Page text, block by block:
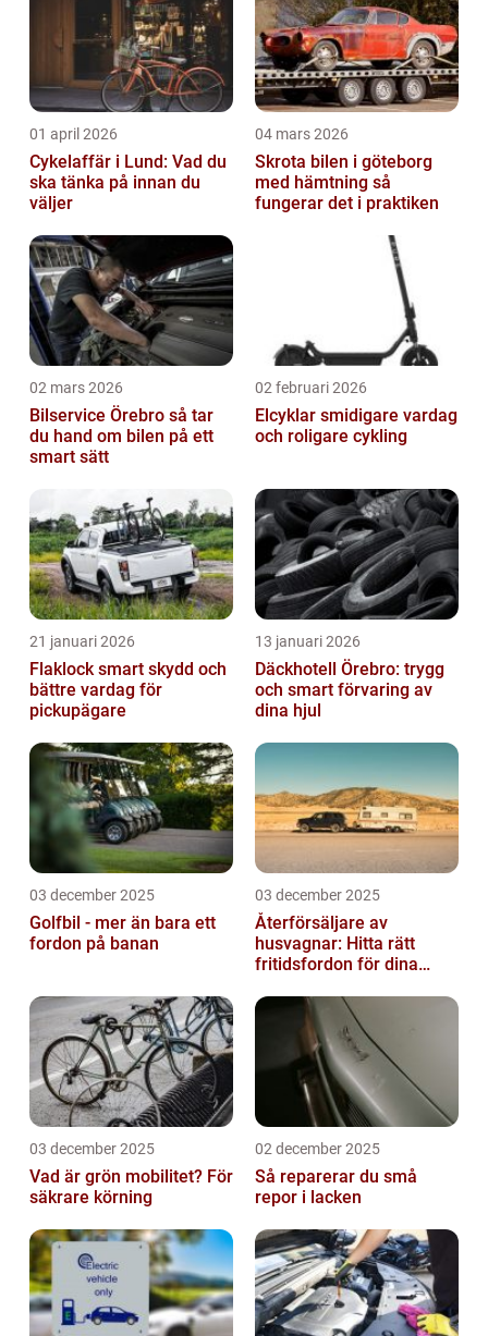
01 april 2026
Cykelaffär i Lund: Vad du
ska tänka på innan du
väljer
04 mars 2026
Skrota bilen i göteborg
med hämtning så
fungerar det i praktiken
02 mars 2026
Bilservice Örebro så tar
du hand om bilen på ett
smart sätt
02 februari 2026
Elcyklar smidigare vardag
och roligare cykling
21 januari 2026
Flaklock smart skydd och
bättre vardag för
pickupägare
13 januari 2026
Däckhotell Örebro: trygg
och smart förvaring av
dina hjul
03 december 2025
Golfbil - mer än bara ett
fordon på banan
03 december 2025
Återförsäljare av
husvagnar: Hitta rätt
fritidsfordon för dina
03 december 2025
Vad är grön mobilitet? För
säkrare körning
02 december 2025
Så reparerar du små
repor i lacken